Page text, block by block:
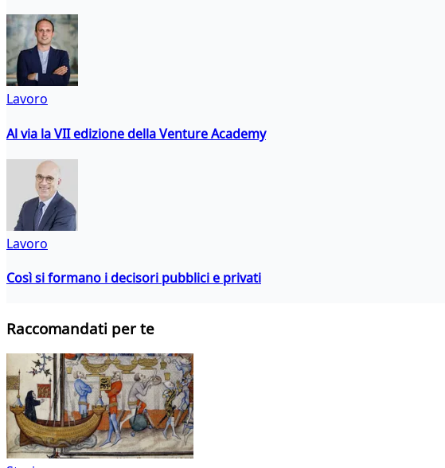
Lavoro
Al via la VII edizione della Venture Academy
Lavoro
Così si formano i decisori pubblici e privati
Raccomandati per te